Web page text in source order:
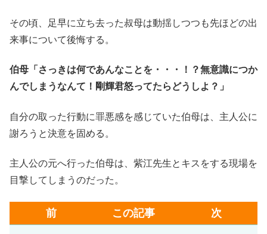
その頃、足早に立ち去った叔母は動揺しつつも先ほどの出
来事について後悔する。
伯母「さっきは何であんなことを・・・！？無意識につか
んでしまうなんて！剛輝君怒ってたらどうしよ？」
自分の取った行動に罪悪感を感じていた伯母は、主人公に
謝ろうと決意を固める。
主人公の元へ行った伯母は、紫江先生とキスをする現場を
目撃してしまうのだった。
前 この記事 次